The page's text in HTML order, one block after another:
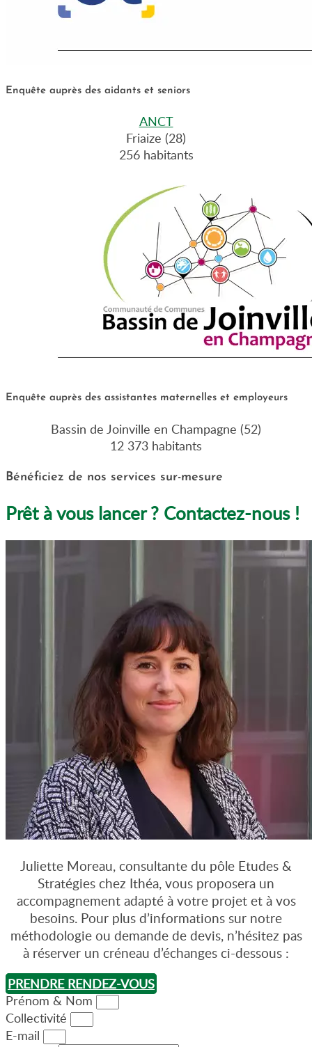
Enquête auprès des aidants et seniors
ANCT
Friaize (28)
256 habitants
Enquête auprès des assistantes maternelles et employeurs
Bassin de Joinville en Champagne (52)
12 373 habitants
Bénéficiez de nos services sur-mesure
Prêt à vous lancer ? Contactez-nous !
Juliette Moreau, consultante du pôle Etudes &
Stratégies chez Ithéa, vous proposera un
accompagnement adapté à votre projet et à vos
besoins. Pour plus d’informations sur notre
méthodologie ou demande de devis, n’hésitez pas
à réserver un créneau d’échanges ci-dessous :
PRENDRE RENDEZ-VOUS
Prénom & Nom
Collectivité
E-mail